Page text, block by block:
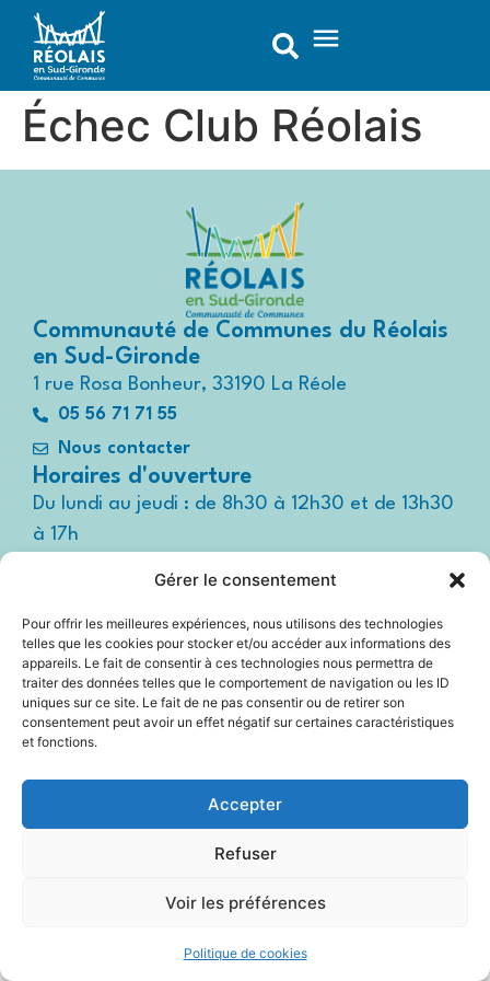
Gérer le consentement
Pour offrir les meilleures expériences, nous utilisons des technologies
telles que les cookies pour stocker et/ou accéder aux informations des
appareils. Le fait de consentir à ces technologies nous permettra de
traiter des données telles que le comportement de navigation ou les ID
uniques sur ce site. Le fait de ne pas consentir ou de retirer son
consentement peut avoir un effet négatif sur certaines caractéristiques
et fonctions.
Accepter
Refuser
Voir les préférences
Politique de cookies
principal
Échec Club Réolais
Communauté de Communes du Réolais
en Sud-Gironde
1 rue Rosa Bonheur, 33190 La Réole
05 56 71 71 55
Nous contacter
Horaires d'ouverture
Du lundi au jeudi : de 8h30 à 12h30 et de 13h30
à 17h
Suivez-nous !
Espace
presse
Mentions légales
Plan du site
Politique Cookies (UE)